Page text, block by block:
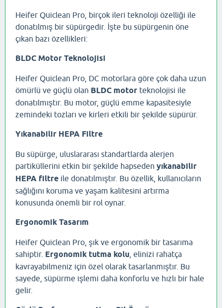
Heifer Quiclean Pro, birçok ileri teknoloji özelliği ile
donatılmış bir süpürgedir. İşte bu süpürgenin öne
çıkan bazı özellikleri:
BLDC Motor Teknolojisi
Heifer Quiclean Pro, DC motorlara göre çok daha uzun
ömürlü ve güçlü olan BLDC motor teknolojisi ile
donatılmıştır. Bu motor, güçlü emme kapasitesiyle
zemindeki tozları ve kirleri etkili bir şekilde süpürür.
Yıkanabilir HEPA Filtre
Bu süpürge, uluslararası standartlarda alerjen
partiküllerini etkin bir şekilde hapseden yıkanabilir
HEPA filtre ile donatılmıştır. Bu özellik, kullanıcıların
sağlığını koruma ve yaşam kalitesini artırma
konusunda önemli bir rol oynar.
Ergonomik Tasarım
Heifer Quiclean Pro, şık ve ergonomik bir tasarıma
sahiptir. Ergonomik tutma kolu , elinizi rahatça
kavrayabilmeniz için özel olarak tasarlanmıştır. Bu
sayede, süpürme işlemi daha konforlu ve hızlı bir hale
gelir.